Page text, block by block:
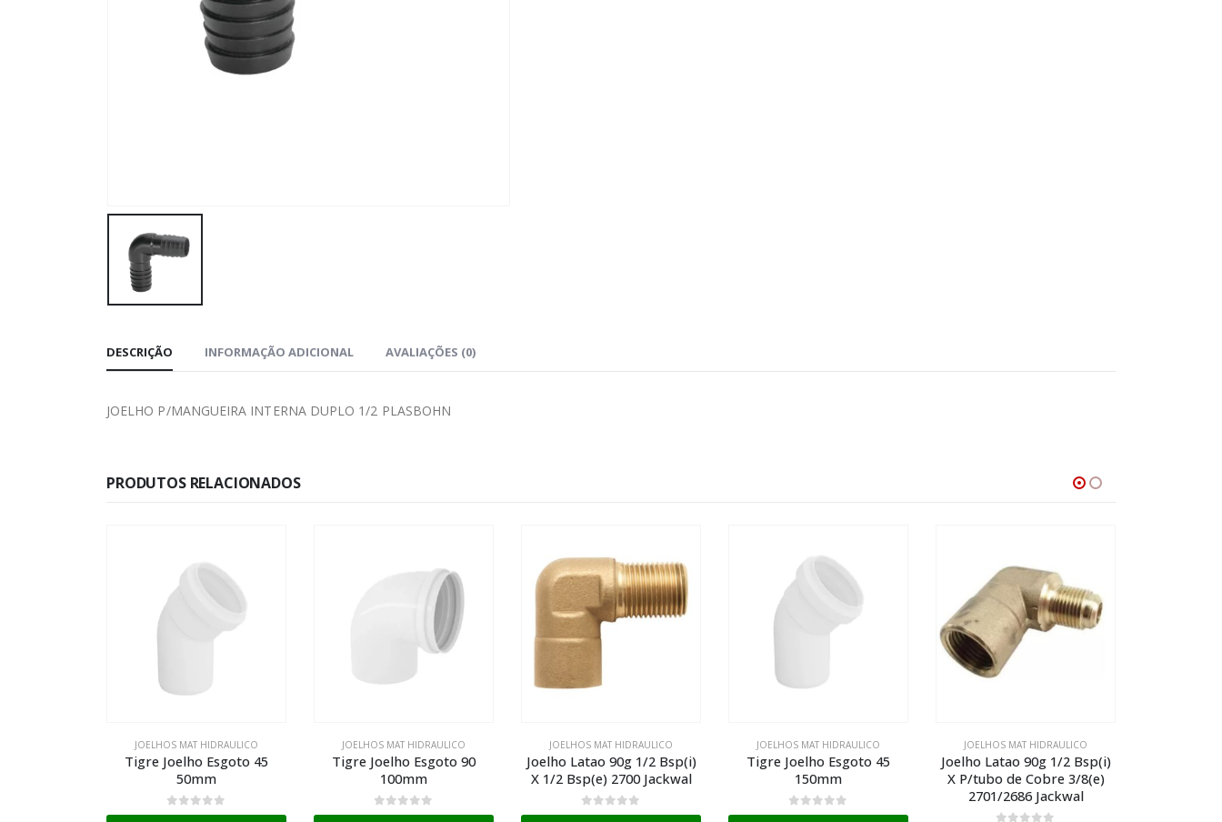
DESCRIÇÃO INFORMAÇÃO ADICIONAL AVALIAÇÕES (0)
JOELHO P/MANGUEIRA INTERNA DUPLO 1/2 PLASBOHN
PRODUTOS RELACIONADOS
JOELHOS MAT HIDRAULICO
Tigre Joelho Esgoto 90
100mm
0de 5
JOELHOS MAT HIDRAULICO
Joelho Latao 90g 1/2 Bsp(i)
X 1/2 Bsp(e) 2700 Jackwal
0de 5
JOELHOS MAT HIDRAULICO
Tigre Joelho Esgoto 45
150mm
0de 5
JOELHOS MAT HIDRAULICO
Joelho Latao 90g 1/2 Bsp(i)
X P/tubo de Cobre 3/8(e)
2701/2686 Jackwal
JOELHOS MAT HIDRAULICO
Tigre Aquatherm Joelho 45
22mm
0de 5